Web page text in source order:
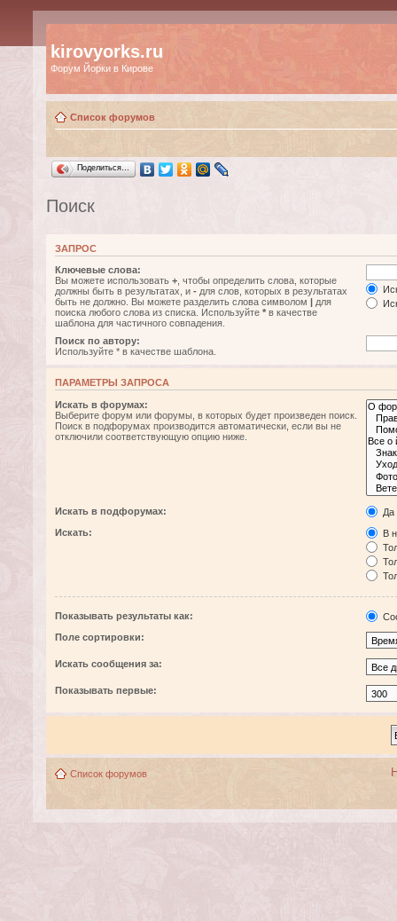
kirovyorks.ru
Форум Йорки в Кирове
Список форумов
Поделиться…
Поиск
ЗАПРОС
Ключевые слова:
Вы можете использовать + , чтобы определить слова, которые
должны быть в результатах, и - для слов, которых в результатах
быть не должно. Вы можете разделить слова символом | для
поиска любого слова из списка. Используйте * в качестве
шаблона для частичного совпадения.
Поиск по автору:
Используйте * в качестве шаблона.
ПАРАМЕТРЫ ЗАПРОСА
Искать в форумах:
Выберите форум или форумы, в которых будет произведен поиск.
Поиск в подфорумах производится автоматически, если вы не
отключили соответствующую опцию ниже.
Искать в подфорумах:
Да
Искать:
В
Показывать результаты как:
Поле сортировки:
Искать сообщения за:
Показывать первые:
Список форумов